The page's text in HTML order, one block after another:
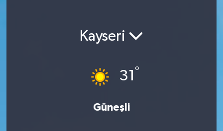
Kayseri
31 °
Güneşli